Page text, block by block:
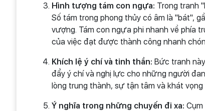
Hình tượng tám con ngựa: Trong tranh
Số tám trong phong thủy có âm là "bát",
vượng. Tám con ngựa phi nhanh về phía
của việc đạt được thành công nhanh
Khích lệ ý chí và tinh thần: Bức tranh
đẩy ý chí và nghị lực cho những người
lòng trung thành, sự tận tâm và khát
Ý nghĩa trong những chuyến đi xa: